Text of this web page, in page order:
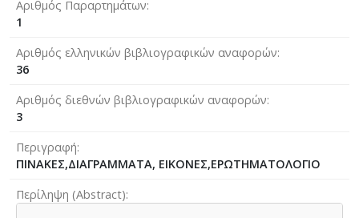
Αριθμός Παραρτημάτων
1
Αριθμός ελληνικών βιβλιογραφικών αναφορών
36
Αριθμός διεθνών βιβλιογραφικών αναφορών
3
Περιγραφή
ΠΙΝΑΚΕΣ,ΔΙΑΓΡΑΜΜΑΤΑ, ΕΙΚΟΝΕΣ,ΕΡΩΤΗΜΑΤΟΛΟΓΙΟ
Περίληψη (Abstract)